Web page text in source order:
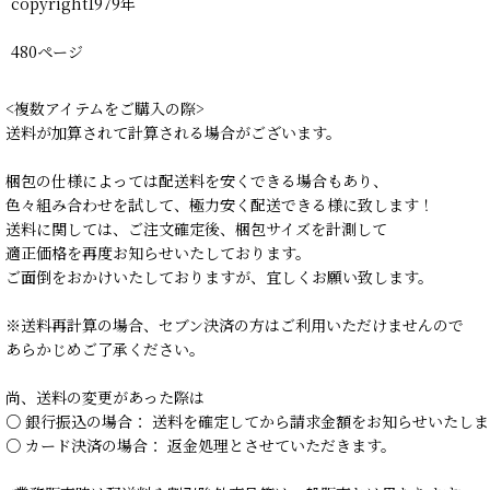
480ページ
<複数アイテムをご購入の際>
送料が加算されて計算される場合がございます。
梱包の仕様によっては配送料を安くできる場合もあり、
色々組み合わせを試して、極力安く配送できる様に致します！
送料に関しては、ご注文確定後、梱包サイズを計測して
適正価格を再度お知らせいたしております。
ご面倒をおかけいたしておりますが、宜しくお願い致します。
※送料再計算の場合、セブン決済の方はご利用いただけませんので
あらかじめご了承ください。
尚、送料の変更があった際は
○ 銀行振込の場合： 送料を確定してから請求金額をお知らせいたし
○ カード決済の場合： 返金処理とさせていただきます。